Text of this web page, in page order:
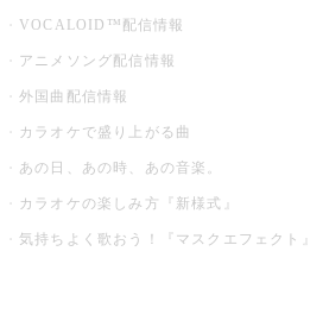
VOCALOID™配信情報
アニメソング配信情報
外国曲配信情報
カラオケで盛り上がる曲
あの日、あの時、あの音楽。
カラオケの楽しみ方『新様式』
気持ちよく歌おう！『マスクエフェクト』